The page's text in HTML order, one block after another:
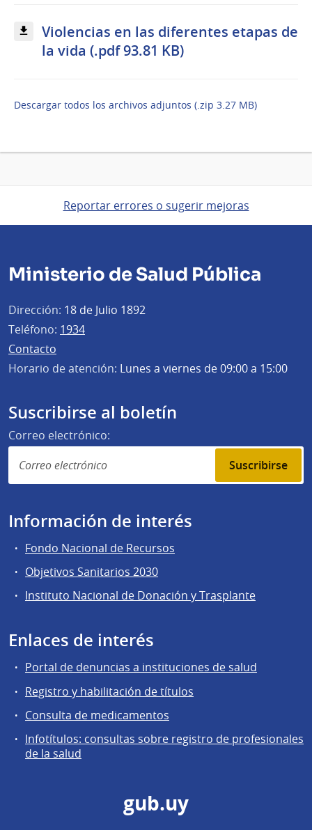
Violencias en las diferentes etapas de
la vida (.pdf 93.81 KB)
Descargar todos los archivos adjuntos (.zip 3.27 MB)
Reportar errores o sugerir mejoras
Ministerio de Salud Pública
Dirección: 18 de Julio 1892
Teléfono: 1934
Contacto
Horario de atención: Lunes a viernes de 09:00 a 15:00
Suscribirse al boletín
Correo electrónico:
Suscribirse
Información de interés
Fondo Nacional de Recursos
Objetivos Sanitarios 2030
Instituto Nacional de Donación y Trasplante
Enlaces de interés
Portal de denuncias a instituciones de salud
Registro y habilitación de títulos
Consulta de medicamentos
Infotítulos: consultas sobre registro de profesionales
de la salud
gub.uy